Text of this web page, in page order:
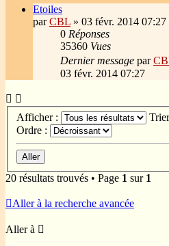
Etoiles
parCBL » 03 févr. 2014 07:27
0 Réponses
35360 Vues
Dernier message par
03 févr. 2014 07:27
Afficher :
Ordre :
20 résultats trouvés • Page 1 sur 1
Aller à la recherche avancée
Aller à